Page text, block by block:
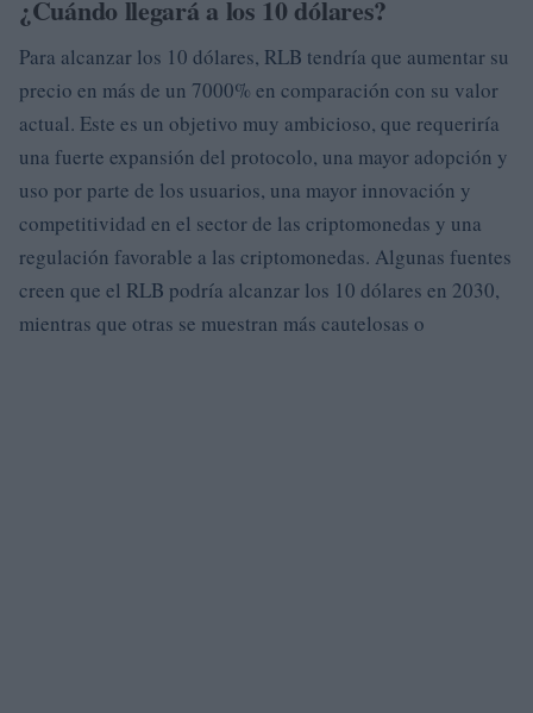
¿Cuándo llegará a los 10 dólares?
Para alcanzar los 10 dólares, RLB tendría que aumentar su
precio en más de un 7000% en comparación con su valor
actual. Este es un objetivo muy ambicioso, que requeriría
una fuerte expansión del protocolo, una mayor adopción y
uso por parte de los usuarios, una mayor innovación y
competitividad en el sector de las criptomonedas y una
regulación favorable a las criptomonedas. Algunas fuentes
creen que el RLB podría alcanzar los 10 dólares en 2030,
mientras que otras se muestran más cautelosas o